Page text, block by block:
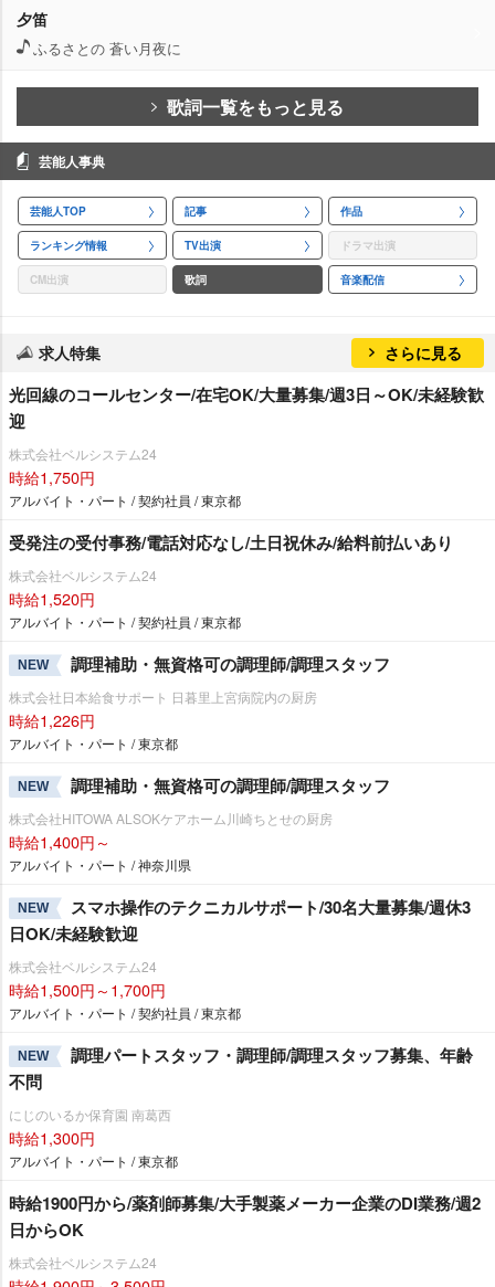
夕笛
ふるさとの 蒼い月夜に
歌詞一覧をもっと見る
芸能人事典
芸能人TOP 記事 作品
ランキング情報 TV出演 ドラマ出演
CM出演 歌詞 音楽配信
求人特集 さらに見る
光回線のコールセンター/在宅OK/大量募集/週3日～OK/未経験歓
迎
株式会社ベルシステム24
時給1,750円
アルバイト・パート / 契約社員 / 東京都
受発注の受付事務/電話対応なし/土日祝休み/給料前払いあり
株式会社ベルシステム24
時給1,520円
アルバイト・パート / 契約社員 / 東京都
NEW 調理補助・無資格可の調理師/調理スタッフ
株式会社日本給食サポート 日暮里上宮病院内の厨房
時給1,226円
アルバイト・パート / 東京都
NEW 調理補助・無資格可の調理師/調理スタッフ
株式会社HITOWA ALSOKケアホーム川崎ちとせの厨房
時給1,400円～
アルバイト・パート / 神奈川県
NEW
スマホ操作のテクニカルサポート/30名大量募集/週休3
日OK/未経験歓迎
株式会社ベルシステム24
時給1,500円～1,700円
アルバイト・パート / 契約社員 / 東京都
NEW
調理パートスタッフ・調理師/調理スタッフ募集、年齢
不問
にじのいるか保育園 南葛西
時給1,300円
アルバイト・パート / 東京都
時給1900円から/薬剤師募集/大手製薬メーカー企業のDI業務/週2
日からOK
株式会社ベルシステム24